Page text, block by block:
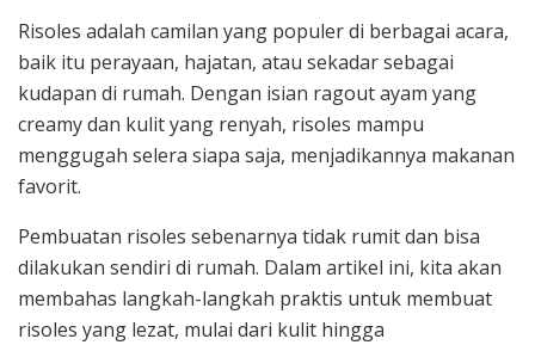
Risoles adalah camilan yang populer di berbagai acara,
baik itu perayaan, hajatan, atau sekadar sebagai
kudapan di rumah. Dengan isian ragout ayam yang
creamy dan kulit yang renyah, risoles mampu
menggugah selera siapa saja, menjadikannya makanan
favorit.
Pembuatan risoles sebenarnya tidak rumit dan bisa
dilakukan sendiri di rumah. Dalam artikel ini, kita akan
membahas langkah-langkah praktis untuk membuat
risoles yang lezat, mulai dari kulit hingga